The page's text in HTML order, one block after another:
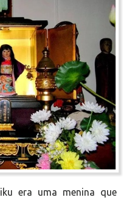
era uma menina que